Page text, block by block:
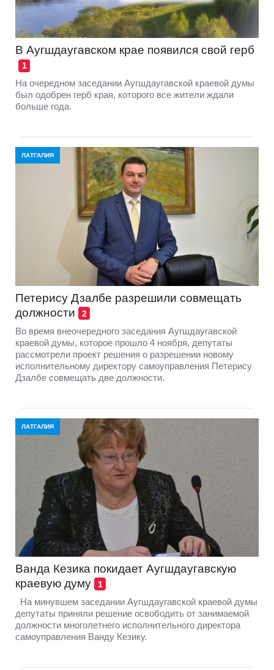
В Аугшдаугавском крае появился свой герб
1
На очередном заседании Аугшдаугавской краевой думы
был одобрен герб края, которого все жители ждали
больше года.
ЛАТГАЛИЯ
Петерису Дзалбе разрешили совмещать
должности
2
Во время внеочередного заседания Аугшдаугавской
краевой думы, которое прошло 4 ноября, депутаты
рассмотрели проект решения о разрешении новому
исполнительному директору самоуправления Петерису
Дзалбе совмещать две должности.
ЛАТГАЛИЯ
Ванда Кезика покидает Аугшдаугавскую
краевую думу
1
На минувшем заседании Аугшдаугавской краевой думы
депутаты приняли решение освободить от занимаемой
должности многолетнего исполнительного директора
самоуправления Ванду Кезику.